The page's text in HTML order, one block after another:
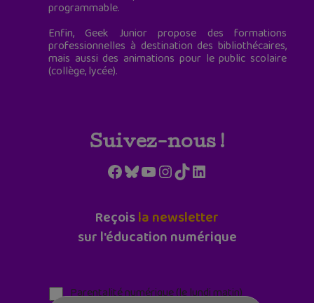
programmable.
Enfin, Geek Junior propose des formations
professionnelles à destination des bibliothécaires,
mais aussi des animations pour le public scolaire
(collège, lycée).
Suivez-nous !
Facebook
Bluesky
YouTube
Instagram
TikTokLinkedIn
Reçoisla newsletter
sur l'éducation numérique
Parentalité numérique (le lundi matin)